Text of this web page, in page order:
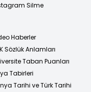
Silme
Haberler
Sözlük Anlamları
Taban Puanları
Tabirleri
Tarihi ve Türk Tarihi